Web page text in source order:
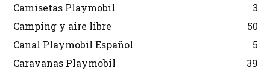
Camisetas Playmobil
3
Camping y aire libre
50
Canal Playmobil Español
5
Caravanas Playmobil
39